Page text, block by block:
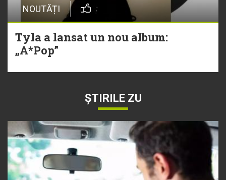
NOUTĂȚI
Tyla a lansat un nou album:
„A*Pop”
ȘTIRILE ZU